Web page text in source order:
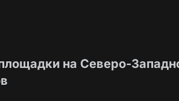
на Северо-